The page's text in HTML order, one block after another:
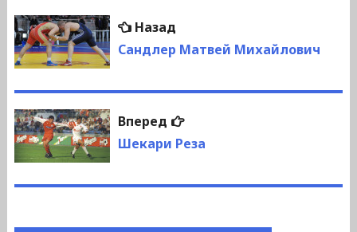
Навигация
по
записям
НазадПредыдущая
запись:
Сандлер Матвей Михайлович
Вперед
Следующая
запись:
Шекари Реза